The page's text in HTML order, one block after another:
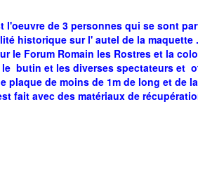
l'oeuvre de 3 personnes qui se sont
historique sur l' autel de la
le Forum Romain les Rostres et la
butin et les diverses spectateurs et
plaque de moins de 1m de long et de
fait avec des matériaux de